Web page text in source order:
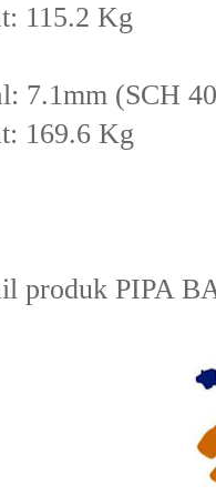
115.2 Kg
7.1mm (SCH
169.6 Kg
produk PIPA